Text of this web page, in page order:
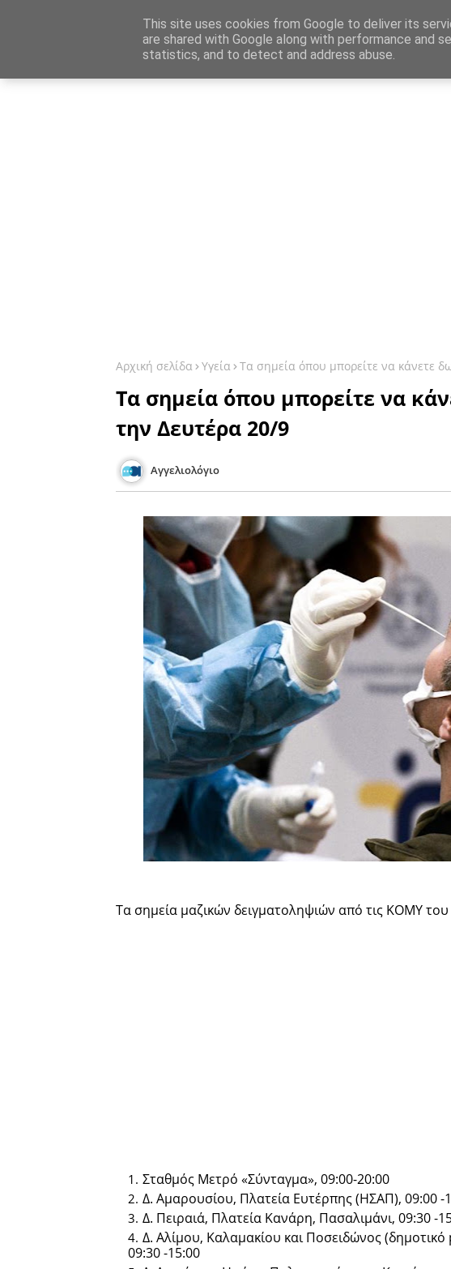
Καταχώρηση Αγγελίας Επικοινωνία Site Map
Ενημέρωση Αγγελίες
Αρχική σελίδα Υγεία Τα σημεία όπου μπορείτε να κάνετε
Τα σημεία όπου μπορείτε να
την Δευτέρα 20/9
Αγγελιολόγιο
Τα σημεία μαζικών δειγματοληψιών από τις ΚΟΜΥ του
Σταθμός Μετρό «Σύνταγμα», 09:00-20:00
Δ. Αμαρουσίου, Πλατεία Ευτέρπης (ΗΣΑΠ), 09:00 -
Δ. Πειραιά, Πλατεία Κανάρη, Πασαλιμάνι, 09:30 -
Δ. Αλίμου, Καλαμακίου και Ποσειδώνος
09:30 -15:00
This site uses cookies from Google to deliver its
are shared with Google along with performance and
statistics, and to detect and address abuse.